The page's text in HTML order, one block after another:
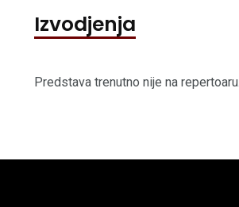
Izvodjenja
Predstava trenutno nije na repertoaru.